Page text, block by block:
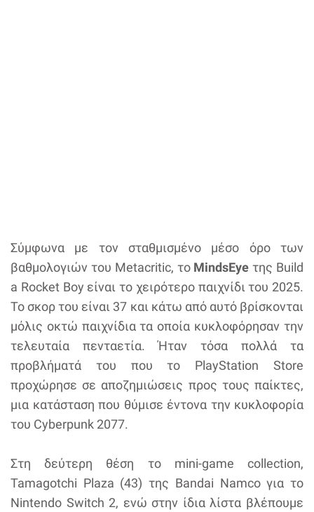
Σύμφωνα με τον σταθμισμένο μέσο όρο των
βαθμολογιών του Metacritic, το MindsEye της Build
a Rocket Boy είναι το χειρότερο παιχνίδι του 2025.
Το σκορ του είναι 37 και κάτω από αυτό βρίσκονται
μόλις οκτώ παιχνίδια τα οποία κυκλοφόρησαν την
τελευταία πενταετία. Ήταν τόσα πολλά τα
προβλήματά του που το PlayStation Store
προχώρησε σε αποζημιώσεις προς τους παίκτες,
μια κατάσταση που θύμισε έντονα την κυκλοφορία
του Cyberpunk 2077.
Στη δεύτερη θέση το mini-game collection,
Tamagotchi Plaza (43) της Bandai Namco για το
Nintendo Switch 2, ενώ στην ίδια λίστα βλέπουμε